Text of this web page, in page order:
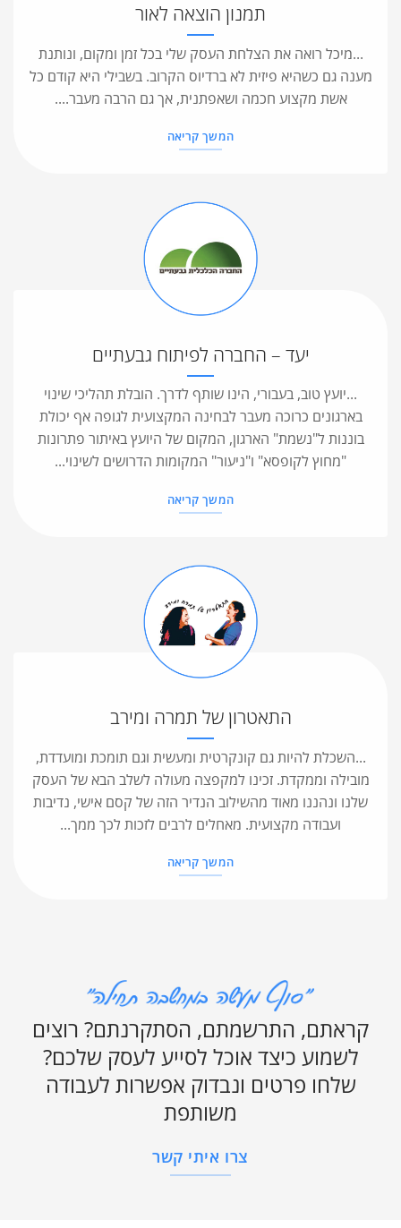
תמנון הוצאה לאור
...מיכל רואה את הצלחת העסק שלי בכל זמן ומקום, ונותנת
מענה גם כשהיא פיזית לא ברדיוס הקרוב. בשבילי היא קודם כל
אשת מקצוע חכמה ושאפתנית, אך גם הרבה מעבר....
המשך קריאה
יעד – החברה לפיתוח גבעתיים
...יועץ טוב, בעבורי, הינו שותף לדרך. הובלת תהליכי שינוי
בארגונים כרוכה מעבר לבחינה המקצועית לגופה אף יכולת
בוננות ל"נשמת" הארגון, המקום של היועץ באיתור פתרונות
"מחוץ לקופסא" ו"ניעור" המקומות הדרושים לשינוי...
המשך קריאה
התאטרון של תמרה ומירב
...השכלת להיות גם קונקרטית ומעשית וגם תומכת ומועדדת,
מובילה וממקדת. זכינו למקפצה מעולה לשלב הבא של העסק
שלנו ונהננו מאוד מהשילוב הנדיר הזה של קסם אישי, נדיבות
ועבודה מקצועית. מאחלים לרבים לזכות לכך ממך...
המשך קריאה
קראתם, התרשמתם, הסתקרנתם? רוצים
לשמוע כיצד אוכל לסייע לעסק שלכם?
שלחו פרטים ונבדוק אפשרות לעבודה
משותפת
צרו איתי קשר